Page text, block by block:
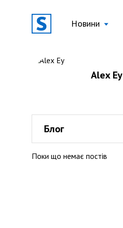
Новини
Alex Ey
Блог
Поки що немає постів